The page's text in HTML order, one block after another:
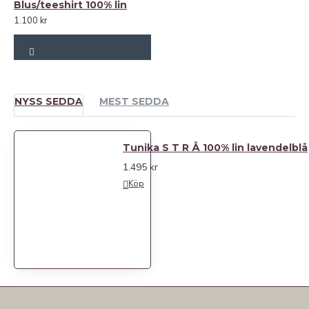
Blus/teeshirt 100% lin
1.100 kr
NYSS SEDDA MEST SEDDA
Tunika S T R Å 100% lin lavendelblå
1.495 kr
Köp